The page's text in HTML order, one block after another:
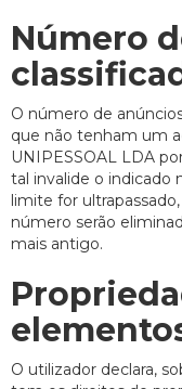
Número
O número de
que não tenham um
UNIPESSOAL LDA
tal invalide o indicado
limite for
número serão
mais antigo.
O utilizador declara,